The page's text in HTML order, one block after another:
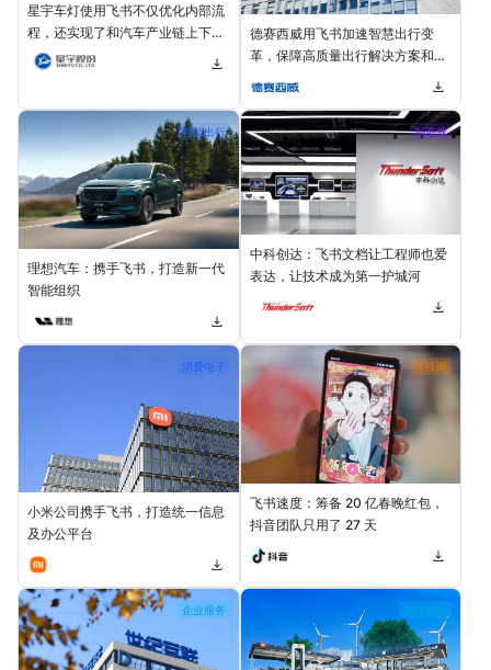
星宇车灯使用飞书不仅优化内部流
程，还实现了和汽车产业链上下游
的高效协同
德赛西威用飞书加速智慧出行变
革，保障高质量出行解决方案和服
智能出行
理想汽车：携手飞书，打造新一代
智能组织
制造业
中科创达：飞书文档让工程师也爱
表达，让技术成为第一护城河
消费电子
小米公司携手飞书，打造统一信息
及办公平台
互联网
飞书速度：筹备 20 亿春晚红包，
抖音团队只用了 27 天
企业服务